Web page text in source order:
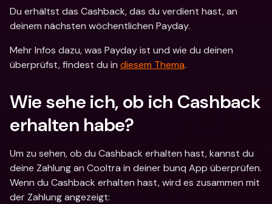
Du erhältst das Cashback, das du verdient hast, an
deinem nächsten wöchentlichen Payday.
Mehr Infos dazu, was Payday ist und wie du deinen
überprüfst, findest du in diesem Thema.
Wie sehe ich, ob ich Cashback
erhalten habe?
Um zu sehen, ob du Cashback erhalten hast, kannst du
deine Zahlung an Cooltra in deiner bunq App überprüfen.
Wenn du Cashback erhalten hast, wird es zusammen mit
der Zahlung angezeigt: